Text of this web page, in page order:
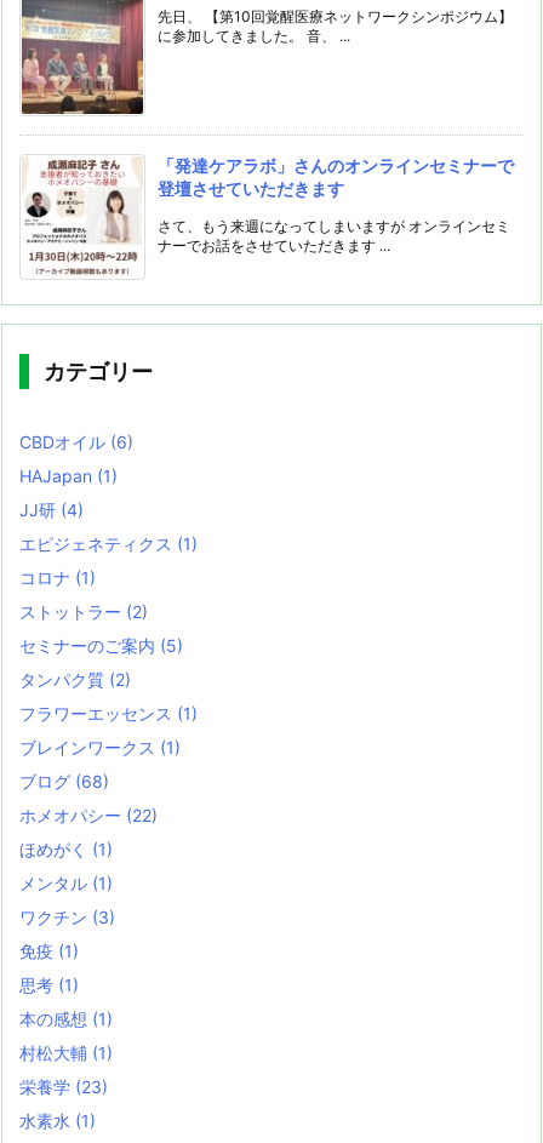
先日、 【第10回覚醒医療ネットワークシンポジウム】
に参加してきました。 音、 ...
「発達ケアラボ」さんのオンラインセミナーで
登壇させていただきます
さて、もう来週になってしまいますが オンラインセミ
ナーでお話をさせていただきます ...
カテゴリー
CBDオイル (6)
HAJapan (1)
JJ研 (4)
エピジェネティクス (1)
コロナ (1)
ストットラー (2)
セミナーのご案内 (5)
タンパク質 (2)
フラワーエッセンス (1)
ブレインワークス (1)
ブログ (68)
ホメオパシー (22)
ほめがく (1)
メンタル (1)
ワクチン (3)
免疫 (1)
思考 (1)
本の感想 (1)
村松大輔 (1)
栄養学 (23)
水素水 (1)